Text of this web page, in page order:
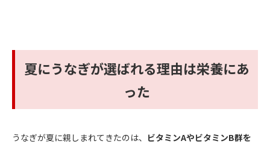
夏にうなぎが選ばれる理由は栄養にあ
った
うなぎが夏に親しまれてきたのは、 ビタミンAやビタミンB群を